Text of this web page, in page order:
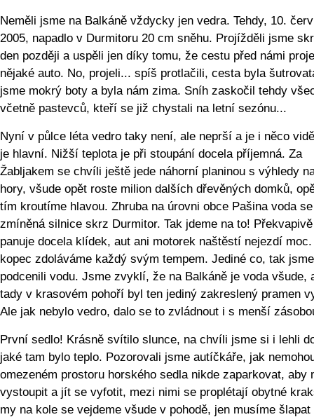
Neměli jsme na Balkáně vždycky jen vedra. Tehdy, 10.
2005, napadlo v Durmitoru 20 cm sněhu. Projížděli jsme
den později a uspěli jen díky tomu, že cestu před námi
nějaké auto. No, projeli... spíš protlačili, cesta byla
jsme mokrý boty a byla nám zima. Sníh zaskočil tehdy
včetně pastevců, kteří se již chystali na letní sezónu...
Nyní v půlce léta vedro taky není, ale neprší a je i něco
je hlavní. Nižší teplota je při stoupání docela příjemná. Za
Žabljakem se chvíli ještě jede náhorní planinou s výhledy
hory, všude opět roste milion dalších dřevěných domků,
tím kroutíme hlavou. Zhruba na úrovni obce Pašina voda
zmíněná silnice skrz Durmitor. Tak jdeme na to!
panuje docela klídek, aut ani motorek naštěstí nejezdí
kopec zdoláváme každý svým tempem. Jediné co, tak jsme
podcenili vodu. Jsme zvyklí, že na Balkáně je voda všude,
tady v krasovém pohoří byl ten jediný zakreslený pramen
Ale jak nebylo vedro, dalo se to zvládnout i s menší
První sedlo! Krásně svítilo slunce, na chvíli jsme si i lehli
jaké tam bylo teplo. Pozorovali jsme autíčkáře, jak
omezeném prostoru horského sedla nikde zaparkovat, aby
vystoupit a jít se vyfotit, mezi nimi se proplétají obytné
my na kole se vejdeme všude v pohodě, jen musíme šlapat